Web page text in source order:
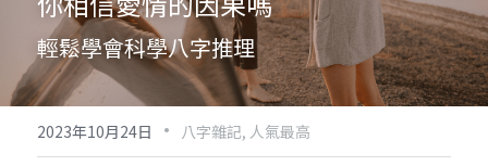
祖傳命理
手工印鑑
課程介紹
五行八字學
後天派陽宅
Blog
黃金會員專區
試閱專區
輕鬆學會科學八字推理
2023年10月24日 · 八字雜記, 人氣最高
《十神高階實戰錄》完整典藏版
1美元超值PDF